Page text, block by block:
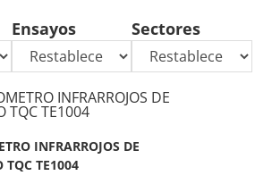
Ensayos Sectores
INFRARROJOS DE
TQC TE1004